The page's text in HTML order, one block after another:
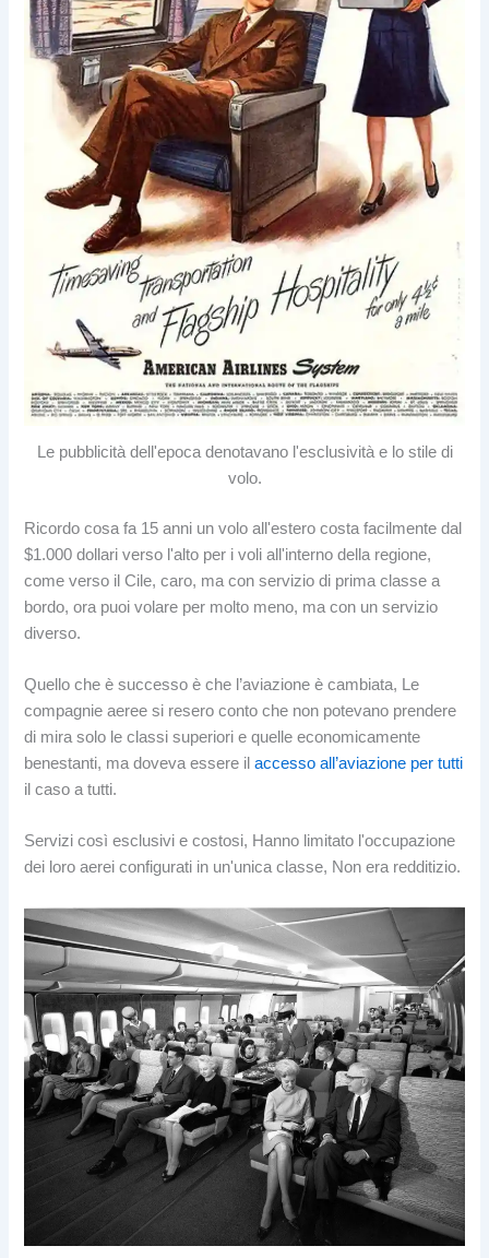
Le pubblicità dell'epoca denotavano l'esclusività e lo stile di
volo.
Ricordo cosa fa 15 anni un volo all'estero costa facilmente dal
$1.000 dollari verso l'alto per i voli all'interno della regione,
come verso il Cile, caro, ma con servizio di prima classe a
bordo, ora puoi volare per molto meno, ma con un servizio
diverso.
Quello che è successo è che l’aviazione è cambiata, Le
compagnie aeree si resero conto che non potevano prendere
di mira solo le classi superiori e quelle economicamente
benestanti, ma doveva essere ilaccesso all’aviazione per tutti
il caso a tutti.
Servizi così esclusivi e costosi, Hanno limitato l'occupazione
dei loro aerei configurati in un'unica classe, Non era redditizio.